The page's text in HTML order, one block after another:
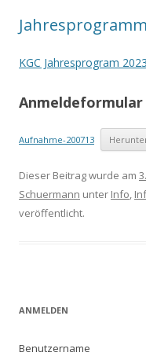
KGC Jahresprogram
Anmeldeformular
Aufnahme-200713
Dieser Beitrag wurde am
Schuermann unter Info
veröffentlicht.
ANMELDEN
Benutzername